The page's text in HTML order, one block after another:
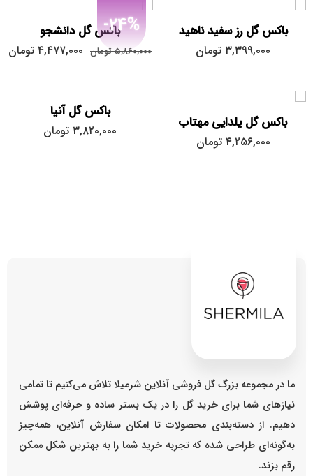
باکس گل رز سفید ناهید
۳,۳۹۹,۰۰۰ تومان
-24%باکس گل دانشجو
۵,۸۶۰,۰۰۰ تومان ۴,۴۷۷,۰۰۰ تومان
باکس گل یلدایی مهتاب
۴,۲۵۶,۰۰۰ تومان
باکس گل آنیا
۳,۸۲۰,۰۰۰ تومان
ما در مجموعه بزرگ گل فروشی آنلاین شرمیلا تلاش می‌کنیم تا تمامی
نیازهای شما برای خرید گل را در یک بستر ساده و حرفه‌ای پوشش
دهیم. از دسته‌بندی محصولات تا امکان سفارش آنلاین، همه‌چیز
به‌گونه‌ای طراحی شده که تجربه خرید شما را به بهترین شکل ممکن
رقم بزند.